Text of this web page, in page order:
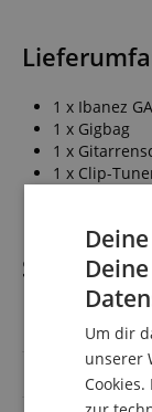
1 x Ibanez
1 x Gigbag
1 x
1 x Clip-
Artikelnummer
Orientierung
Um dir
unserer